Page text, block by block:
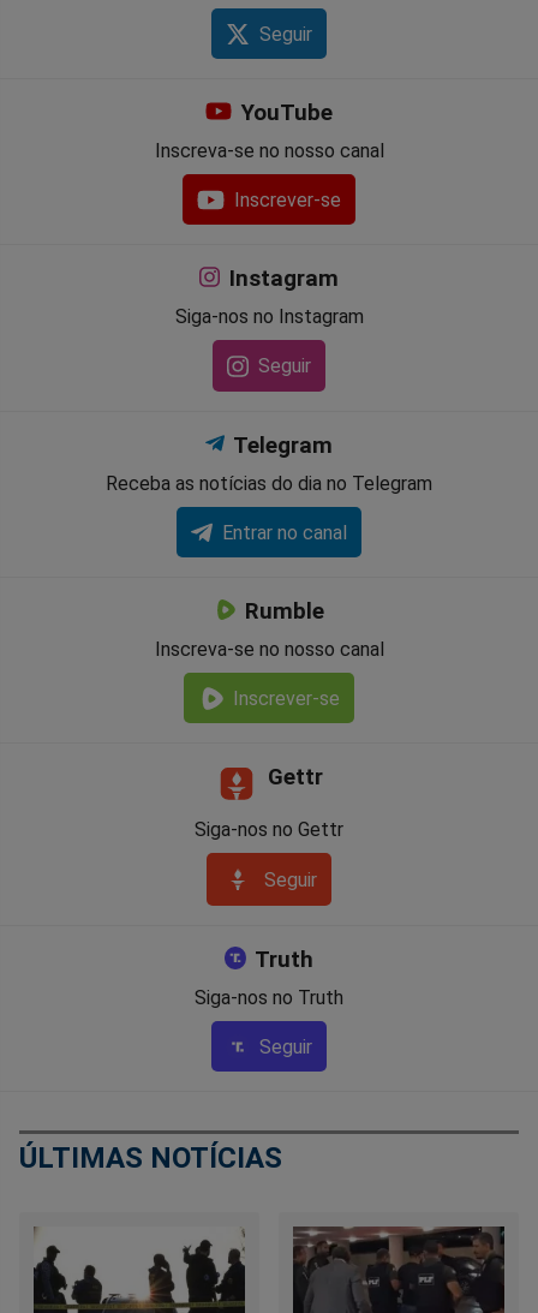
Seguir
YouTube
Inscreva-se no nosso canal
Inscrever-se
Instagram
Siga-nos no Instagram
Seguir
Telegram
Receba as notícias do dia no Telegram
Entrar no canal
Rumble
Inscreva-se no nosso canal
Inscrever-se
Gettr
Siga-nos no Gettr
Seguir
Truth
Siga-nos no Truth
Seguir
ÚLTIMAS NOTÍCIAS